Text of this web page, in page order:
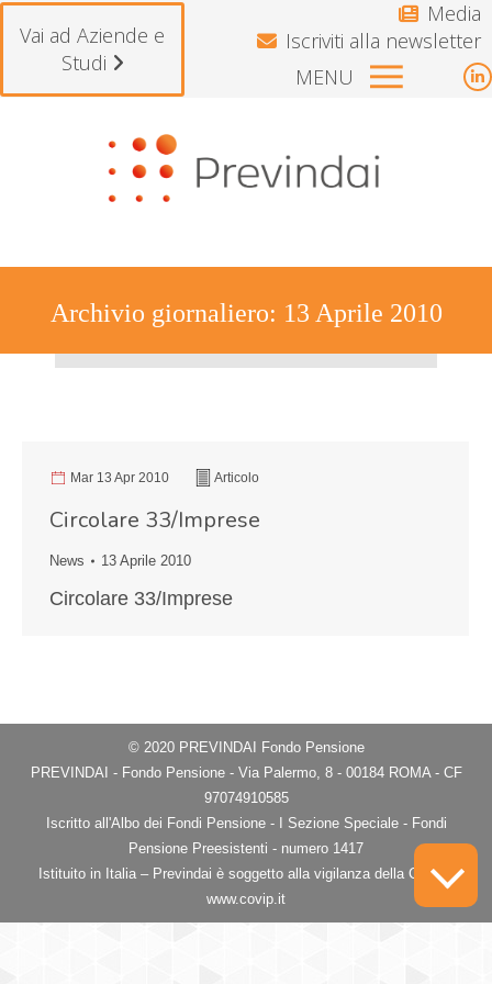
Vai ad Aziende e
Studi
Media
Iscriviti alla newsletter
MENU
Archivio giornaliero: 13 Aprile 2010
Mar 13 Apr 2010 Articolo
Circolare 33/Imprese
News 13 Aprile 2010
Circolare 33/Imprese
© 2020 PREVINDAI Fondo Pensione
PREVINDAI - Fondo Pensione - Via Palermo, 8 - 00184 ROMA - CF
97074910585
Iscritto all'Albo dei Fondi Pensione - I Sezione Speciale - Fondi
Pensione Preesistenti - numero 1417
Istituito in Italia – Previndai è soggetto alla vigilanza della COVIP
www.covip.it
Si avvisano gli iscritti che il